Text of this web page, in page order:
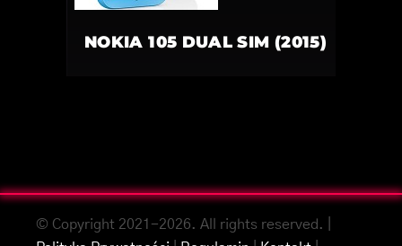
NOKIA 105 DUAL SIM (2015)
© Copyright 2021-2026. All rights reserved. |